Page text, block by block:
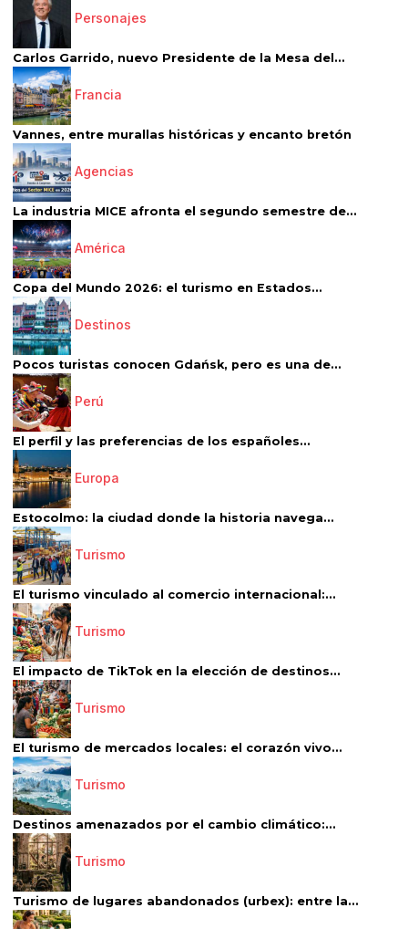
Personajes
Carlos Garrido, nuevo Presidente de la Mesa del...
Francia
Vannes, entre murallas históricas y encanto bretón
Agencias
La industria MICE afronta el segundo semestre de...
América
Copa del Mundo 2026: el turismo en Estados...
Destinos
Pocos turistas conocen Gdańsk, pero es una de...
Perú
El perfil y las preferencias de los españoles...
Europa
Estocolmo: la ciudad donde la historia navega...
Turismo
El turismo vinculado al comercio internacional:...
Turismo
El impacto de TikTok en la elección de destinos...
Turismo
El turismo de mercados locales: el corazón vivo...
Turismo
Destinos amenazados por el cambio climático:...
Turismo
Turismo de lugares abandonados (urbex): entre la...